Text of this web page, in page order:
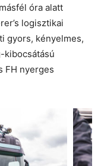
óra alatt
logisztikai
gyors, kényelmes,
kibocsátású
FH nyerges